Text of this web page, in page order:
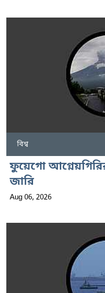
বিশ্ব
ফুয়েগো
জারি
Aug 06, 2026